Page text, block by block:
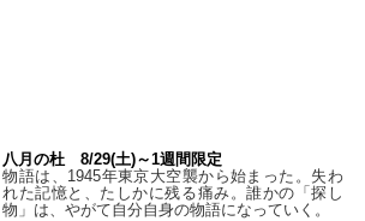
八月の杜 8/29(土)～1週間限定
物語は、1945年東京大空襲から始まった。失わ
れた記憶と、たしかに残る痛み。誰かの「探し
物」は、やがて自分自身の物語になっていく。